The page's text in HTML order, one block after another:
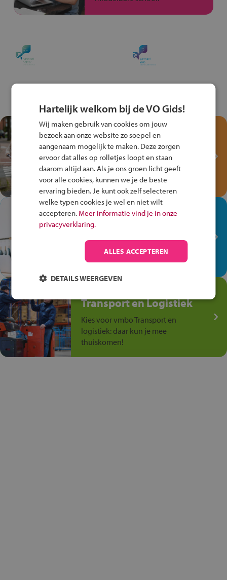
Test je kennis met het
Fiets Veilig
Verkeersspel!
Speel het Fiets Veilig Verkeersspel
en win een Cortina-fiets!
In de winkel ben je op je
plek!
Ontdek via het vmbo jouw talent
op de winkelvloer, waar elke dag
anders is!
Transport en Logistiek
Kies voor vmbo Transport en
logistiek: daar kun je mee
thuiskomen!
Hartelijk welkom bij de VO Gids!
Wij maken gebruik van cookies om jouw
bezoek aan onze website zo soepel en
aangenaam mogelijk te maken. Deze zorgen
ervoor dat alles op rolletjes loopt en staan
daarom altijd aan. Als je ons groen licht geeft
voor alle cookies, kunnen we je de beste
ervaring bieden. Je kunt ook zelf selecteren
welke typen cookies je wel en niet wilt
accepteren. Meer informatie vind je in onze
privacyverklaring.
ALLES ACCEPTEREN
DETAILS WEERGEVEN